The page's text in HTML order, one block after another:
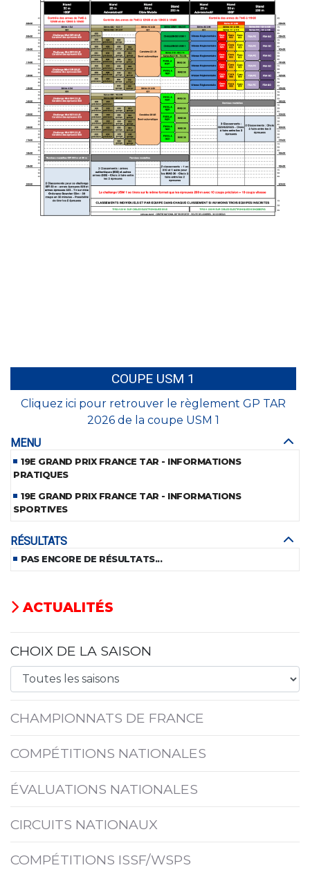
COUPE USM 1
Cliquez ici pour retrouver le règlement GP TAR
2026 de la coupe USM 1
MENU
19E GRAND PRIX FRANCE TAR - INFORMATIONS
PRATIQUES
19E GRAND PRIX FRANCE TAR - INFORMATIONS
SPORTIVES
RÉSULTATS
PAS ENCORE DE RÉSULTATS...
ACTUALITÉS
CHOIX DE LA SAISON
CHAMPIONNATS DE FRANCE
COMPÉTITIONS NATIONALES
ÉVALUATIONS NATIONALES
CIRCUITS NATIONAUX
COMPÉTITIONS ISSF/WSPS